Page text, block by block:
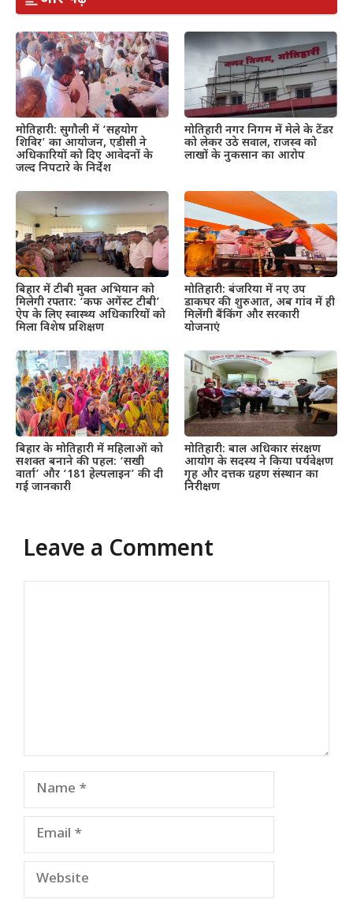
मोतिहारी: सुगौली में ‘सहयोग
शिविर’ का आयोजन, एडीसी ने
अधिकारियों को दिए आवेदनों के
जल्द निपटारे के निर्देश
मोतिहारी नगर निगम में मेले के टेंडर
को लेकर उठे सवाल, राजस्व को
लाखों के नुकसान का आरोप
बिहार में टीबी मुक्त अभियान को
मिलेगी रफ्तार: ‘कफ अगेंस्ट टीबी’
ऐप के लिए स्वास्थ्य अधिकारियों को
मिला विशेष प्रशिक्षण
मोतिहारी: बंजरिया में नए उप
डाकघर की शुरुआत, अब गांव में ही
मिलेंगी बैंकिंग और सरकारी
योजनाएं
बिहार के मोतिहारी में महिलाओं को
सशक्त बनाने की पहल: ‘सखी
वार्ता’ और ‘181 हेल्पलाइन’ की दी
गई जानकारी
मोतिहारी: बाल अधिकार संरक्षण
आयोग के सदस्य ने किया पर्यवेक्षण
गृह और दत्तक ग्रहण संस्थान का
निरीक्षण
Leave a Comment
Name
Email
Website